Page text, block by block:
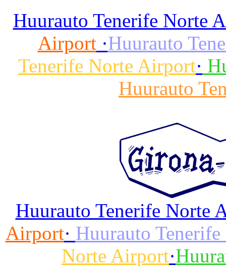
Huurauto Tenerife Norte
Airport·Huurauto
Tenerife Norte Airport·
Huurauto
Huurauto Tenerife Norte
Airport· Huurauto
Norte Airport·